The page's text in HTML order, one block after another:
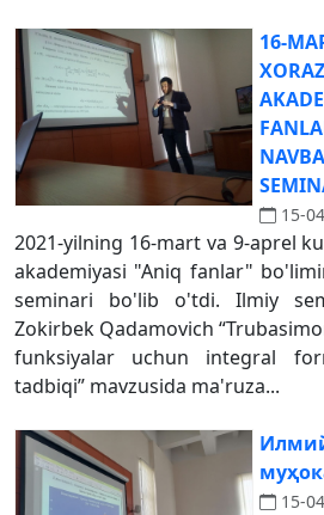
16-
15-
2021-yilning 16-mart va 9-aprel
akademiyasi "Aniq fanlar"
seminari bo'lib o'tdi. Ilmiy
Zokirbek Qadamovich
funksiyalar uchun integral
tadbiqi” mavzusida ma'ruza...
15-